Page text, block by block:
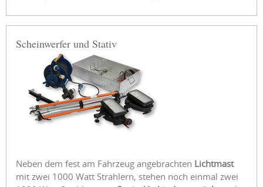
Scheinwerfer und Stativ
Neben dem fest am Fahrzeug angebrachten Lichtmast
mit zwei 1000 Watt Strahlern, stehen noch einmal zwei